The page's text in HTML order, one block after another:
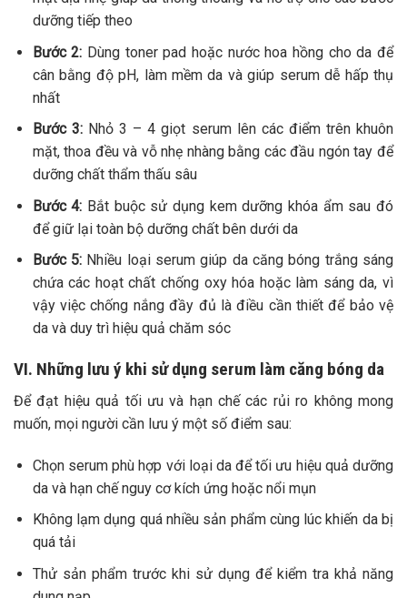
dưỡng tiếp theo
Bước 2: Dùng toner pad hoặc nước hoa hồng cho da để
cân bằng độ pH, làm mềm da và giúp serum dễ hấp thụ
nhất
Bước 3:Nhỏ 3 – 4 giọt serum lên các điểm trên khuôn
mặt, thoa đều và vỗ nhẹ nhàng bằng các đầu ngón tay để
dưỡng chất thẩm thấu sâu
Bước 4: Bắt buộc sử dụng kem dưỡng khóa ẩm sau đó
để giữ lại toàn bộ dưỡng chất bên dưới da
Bước 5: Nhiều loại serum giúp da căng bóng trắng sáng
chứa các hoạt chất chống oxy hóa hoặc làm sáng da, vì
vậy việc chống nắng đầy đủ là điều cần thiết để bảo vệ
da và duy trì hiệu quả chăm sóc
VI. Những lưu ý khi sử dụng serum làm căng bóng da
Để đạt hiệu quả tối ưu và hạn chế các rủi ro không mong
muốn, mọi người cần lưu ý một số điểm sau:
Chọn serum phù hợp với loại da để tối ưu hiệu quả dưỡng
da và hạn chế nguy cơ kích ứng hoặc nổi mụn
Không lạm dụng quá nhiều sản phẩm cùng lúc khiến da bị
quá tải
Thử sản phẩm trước khi sử dụng để kiểm tra khả năng